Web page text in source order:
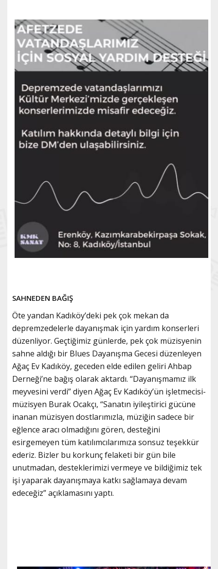
SAHNEDEN BAĞIŞ
Öte yandan Kadıköy’deki pek çok mekan da
depremzedelerle dayanışmak için yardım konserleri
düzenliyor. Geçtiğimiz günlerde, pek çok müzisyenin
sahne aldığı bir Blues Dayanışma Gecesi düzenleyen
Ağaç Ev Kadıköy, geceden elde edilen geliri Ahbap
Derneği’ne bağış olarak aktardı. “Dayanışmamız ilk
meyvesini verdi” diyen Ağaç Ev Kadıköy’ün işletmecisi-
müzisyen Burak Ocakçı, “Sanatın iyileştirici gücüne
inanan müzisyen dostlarımızla, müziğin sadece bir
eğlence aracı olmadığını gören, desteğini
esirgemeyen tüm katılımcılarımıza sonsuz teşekkür
ederiz. Bizler bu korkunç felaketi bir gün bile
unutmadan, desteklerimizi vermeye ve bildiğimiz tek
işi yaparak dayanışmaya katkı sağlamaya devam
edeceğiz” açıklamasını yaptı.